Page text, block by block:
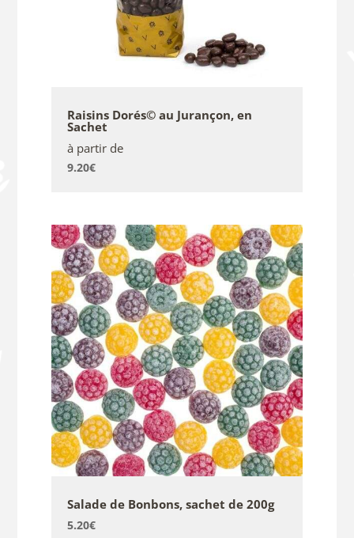
Raisins Dorés© au Jurançon, en
Sachet
à partir de
9.20€
Salade de Bonbons, sachet de 200g
5.20€